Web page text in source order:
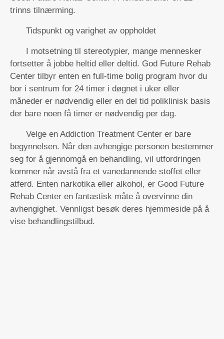
trinns tilnærming.
Tidspunkt og varighet av oppholdet
I motsetning til stereotypier, mange mennesker
fortsetter å jobbe heltid eller deltid. God Future Rehab
Center tilbyr enten en full-time bolig program hvor du
bor i sentrum for 24 timer i døgnet i uker eller
måneder er nødvendig eller en del tid poliklinisk basis
der bare noen få timer er nødvendig per dag.
Velge en Addiction Treatment Center er bare
begynnelsen. Når den avhengige personen bestemmer
seg for å gjennomgå en behandling, vil utfordringen
kommer når avstå fra et vanedannende stoffet eller
atferd. Enten narkotika eller alkohol, er Good Future
Rehab Center en fantastisk måte å overvinne din
avhengighet. Vennligst besøk deres hjemmeside på å
vise behandlingstilbud.